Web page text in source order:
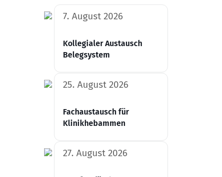
7. August 2026
Kollegialer Austausch
Belegsystem
25. August 2026
Fachaustausch für
Klinikhebammen
27. August 2026